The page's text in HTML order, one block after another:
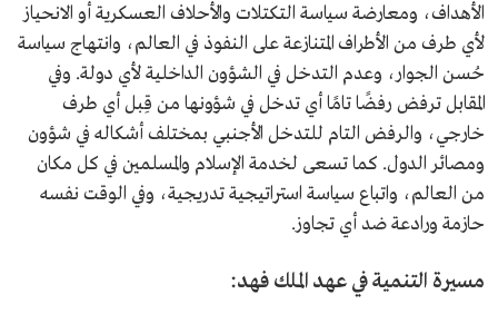
الأهداف، ومعارضة سياسة التكتلات والأحلاف العسكرية أو الانحياز
لأي طرف من الأطراف المتنازعة على النفوذ في العالم، وانتهاج سياسة
حُسن الجوار، وعدم التدخل في الشؤون الداخلية لأي دولة. وفي
المقابل ترفض رفضًا تامًا أي تدخل في شؤونها من قِبل أي طرف
خارجي، والرفض التام للتدخل الأجنبي بمختلف أشكاله في شؤون
ومصائر الدول. كما تسعى لخدمة الإسلام والمسلمين في كل مكان
من العالم، واتباع سياسة استراتيجية تدريجية، وفي الوقت نفسه
حازمة ورادعة ضد أي تجاوز.
مسيرة التنمية في عهد الملك فهد: